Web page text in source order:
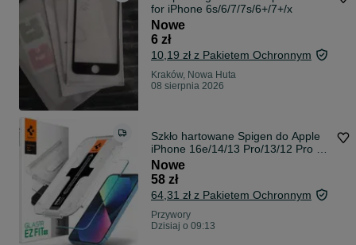
for iPhone 6s/6/7/7s/6+/7+/x
Nowe
6 zł
10,19 zł z Pakietem Ochronnym
Kraków, Nowa Huta
08 sierpnia 2026
Szkło hartowane Spigen do Apple
iPhone 16e/14/13 Pro/13/12 Pro 2
szt.
Nowe
58 zł
64,31 zł z Pakietem Ochronnym
Przywory
Dzisiaj o 09:13